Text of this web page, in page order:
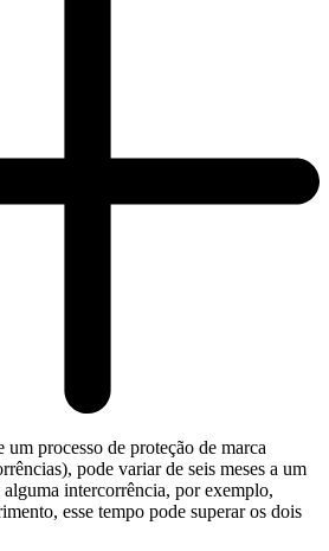
um processo de proteção de marca
pode variar de seis meses a um
alguma intercorrência, por exemplo,
esse tempo pode superar os dois